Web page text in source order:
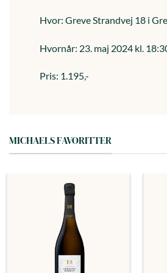
Hvor: Greve Strandvej 18 i
Hvornår: 23. maj 2024 kl.
Pris: 1.195,-
MICHAELS FAVORITTER